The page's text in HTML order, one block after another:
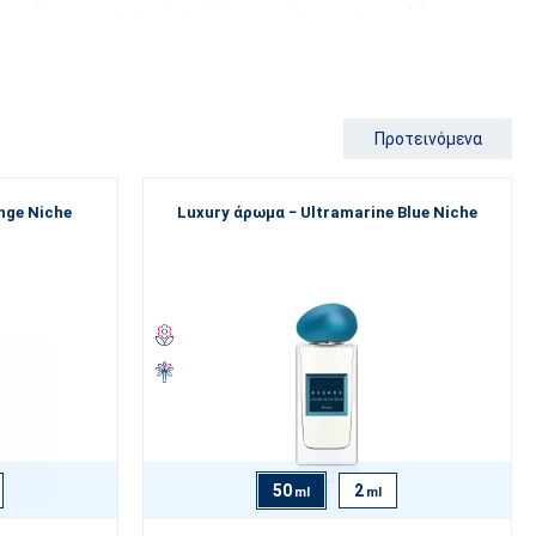
διαθέτουμε. Το κύριο στολίδι είναι αναμφίβολατα niche
Εκτός από αυτά, όμως, θα ανακαλύψετε εδώ και την
τον οδηγό για τους τύπους αρωμάτων
ένα άρωμα που ορίζει την πραγματική πολυτέλεια.
Προτεινόμενα
Niche Luxury άρωμα − Ultramarine Blue Niche
50 ml 2 ml